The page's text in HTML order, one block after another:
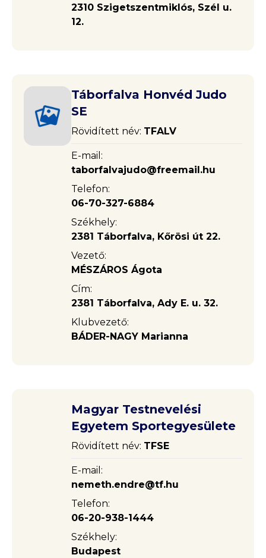
2310 Szigetszentmiklós, Szél u.
12.
Táborfalva Honvéd Judo
SE
Rövidített név: TFALV
E-mail:
taborfalvajudo@freemail.hu
Telefon:
06-70-327-6884
Székhely:
2381 Táborfalva, Kőrösi út 22.
Vezető:
MÉSZÁROS Ágota
Cím:
2381 Táborfalva, Ady E. u. 32.
Klubvezető:
BÁDER-NAGY Marianna
Magyar Testnevelési
Egyetem Sportegyesülete
Rövidített név: TFSE
E-mail:
nemeth.endre@tf.hu
Telefon:
06-20-938-1444
Székhely:
Budapest